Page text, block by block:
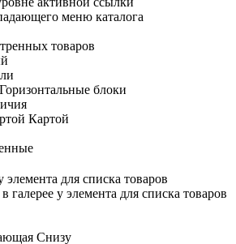
меню каталога
товаров
Горизонтальные блоки
Картой
для списка товаров
галерее у элемента для списка товаров
Снизу